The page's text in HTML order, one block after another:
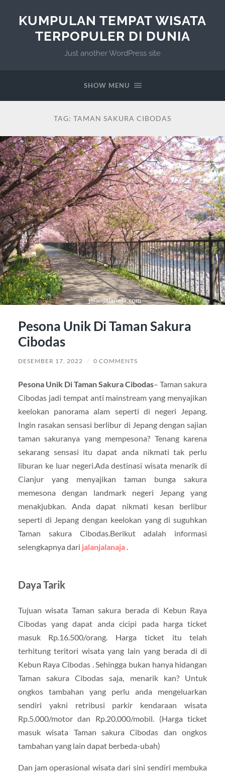
KUMPULAN TEMPAT WISATA
TERPOPULER DI DUNIA
Just another WordPress site
SHOW MENU
TAG: TAMAN SAKURA CIBODAS
Pesona Unik Di Taman Sakura
Cibodas
DESEMBER 17, 2022 / 0 COMMENTS
Pesona Unik Di Taman Sakura Cibodas– Taman sakura
Cibodas jadi tempat anti mainstream yang menyajikan
keelokan panorama alam seperti di negeri Jepang.
Ingin rasakan sensasi berlibur di Jepang dengan sajian
taman sakuranya yang mempesona? Tenang karena
sekarang sensasi itu dapat anda nikmati tak perlu
liburan ke luar negeri.Ada destinasi wisata menarik di
Cianjur yang menyajikan taman bunga sakura
memesona dengan landmark negeri Jepang yang
menakjubkan. Anda dapat nikmati kesan berlibur
seperti di Jepang dengan keelokan yang di suguhkan
Taman sakura Cibodas.Berikut adalah informasi
selengkapnya dari jalanjalanaja.
Daya Tarik
Tujuan wisata Taman sakura berada di Kebun Raya
Cibodas yang dapat anda cicipi pada harga ticket
masuk Rp.16.500/orang. Harga ticket itu telah
terhitung teritori wisata yang lain yang berada di di
Kebun Raya Cibodas . Sehingga bukan hanya hidangan
Taman sakura Cibodas saja, menarik kan? Untuk
ongkos tambahan yang perlu anda mengeluarkan
sendiri yakni retribusi parkir kendaraan wisata
Rp.5.000/motor dan Rp.20.000/mobil. (Harga ticket
masuk wisata Taman sakura Cibodas dan ongkos
tambahan yang lain dapat berbeda-ubah)
Dan jam operasional wisata dari sini sendiri membuka